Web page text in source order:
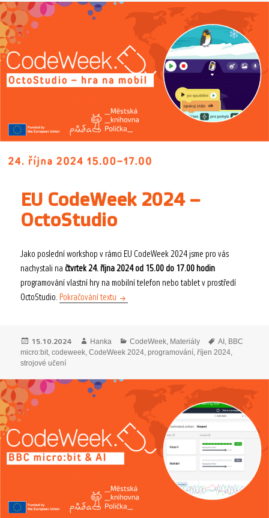
EU CodeWeek 2024 –
OctoStudio
Jako poslední workshop v rámci EU CodeWeek 2024 jsme pro vás
nachystali načtvrtek 24. října 2024 od 15.00 do 17.00 hodin
programování vlastní hry na mobilní telefon nebo tablet v prostředí
OctoStudio. Pokračování textu EU CodeWeek 2024 – OctoStudio
Publikováno:
15.10.2024 Autor:
Hanka Rubriky:
CodeWeek Materiály Štítky:
AI BBC
micro:bit ,codeweek ,CodeWeek 2024 ,programování říjen 2024
strojové učení